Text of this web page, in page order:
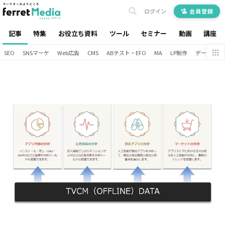
記事 特集 お役立ち資料 ツール セミナー 動画 講座
ログイン 会員登録
SEO SNSマーケ Web広告 CMS ABテスト・EFO MA LP制作 データ分析